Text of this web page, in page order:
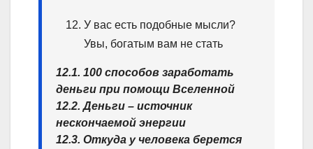
У вас есть подобные мысли?
Увы, богатым вам не стать
12.1. 100 способов заработать
деньги при помощи Вселенной
12.2. Деньги – источник
нескончаемой энергии
12.3. Откуда у человека берется